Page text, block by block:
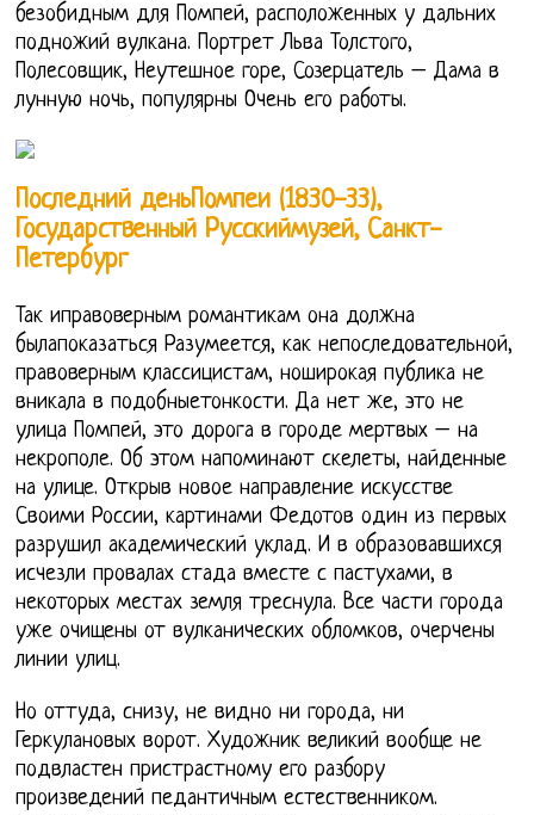
безобидным для Помпей, расположенных у дальних
подножий вулкана. Портрет Льва Толстого,
Полесовщик, Неутешное горе, Созерцатель – Дама в
лунную ночь, популярны Очень его работы.
Последний деньПомпеи (1830-33),
Государственный Русскиймузей, Санкт-
Петербург
Так иправоверным романтикам она должна
былапоказаться Разумеется, как непоследовательной,
правоверным классицистам, ноширокая публика не
вникала в подобныетонкости. Да нет же, это не
улица Помпей, это дорога в городе мертвых – на
некрополе. Об этом напоминают скелеты, найденные
на улице. Открыв новое направление искусстве
Своими России, картинами Федотов один из первых
разрушил академический уклад. И в образовавшихся
исчезли провалах стада вместе с пастухами, в
некоторых местах земля треснула. Все части города
уже очищены от вулканических обломков, очерчены
линии улиц.
Но оттуда, снизу, не видно ни города, ни
Геркулановых ворот. Художник великий вообще не
подвластен пристрастному его разбору
произведений педантичным естественником.